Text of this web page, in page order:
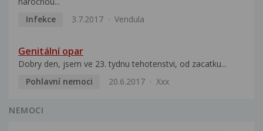
Infekce
3.7.2017 Vendula
Genitální opar
Dobry den, jsem ve 23. tydnu tehotenstvi, od zacatku...
Pohlavní nemoci
20.6.2017 Xxx
NEMOCI